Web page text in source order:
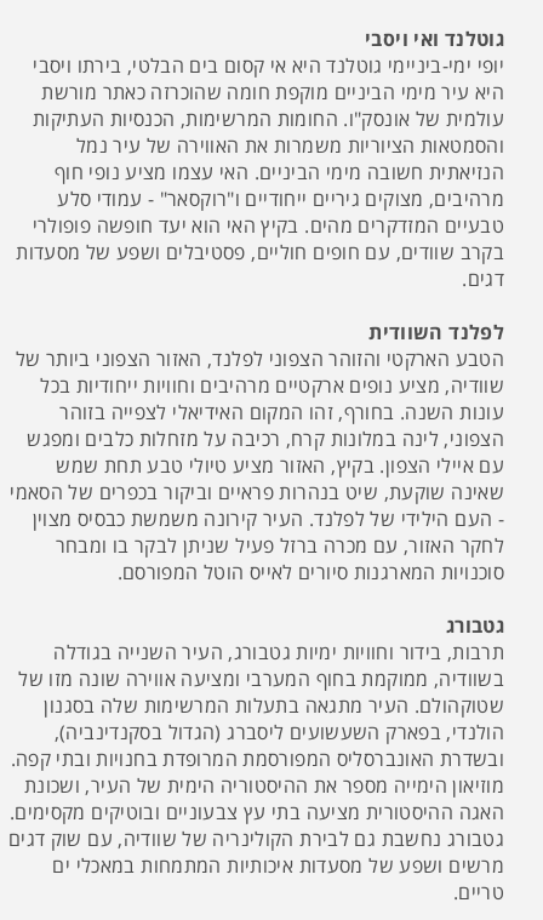
גוטלנד ואי ויסבי
יופי ימי-ביניימי גוטלנד היא אי קסום בים הבלטי, בירתו ויסבי
היא עיר מימי הביניים מוקפת חומה שהוכרזה כאתר מורשת
עולמית של אונסק"ו. החומות המרשימות, הכנסיות העתיקות
והסמטאות הציוריות משמרות את האווירה של עיר נמל
הנזיאתית חשובה מימי הביניים. האי עצמו מציע נופי חוף
מרהיבים, מצוקים גיריים ייחודיים ו"רוקסאר" - עמודי סלע
טבעיים המזדקרים מהים. בקיץ האי הוא יעד חופשה פופולרי
בקרב שוודים, עם חופים חוליים, פסטיבלים ושפע של מסעדות
דגים.
לפלנד השוודית
הטבע הארקטי והזוהר הצפוני לפלנד, האזור הצפוני ביותר של
שוודיה, מציע נופים ארקטיים מרהיבים וחוויות ייחודיות בכל
עונות השנה. בחורף, זהו המקום האידיאלי לצפייה בזוהר
הצפוני, לינה במלונות קרח, רכיבה על מזחלות כלבים ומפגש
עם איילי הצפון. בקיץ, האזור מציע טיולי טבע תחת שמש
שאינה שוקעת, שיט בנהרות פראיים וביקור בכפרים של הסאמי
- העם הילידי של לפלנד. העיר קירונה משמשת כבסיס מצוין
לחקר האזור, עם מכרה ברזל פעיל שניתן לבקר בו ומבחר
סוכנויות המארגנות סיורים לאייס הוטל המפורסם.
גטבורג
תרבות, בידור וחוויות ימיות גטבורג, העיר השנייה בגודלה
בשוודיה, ממוקמת בחוף המערבי ומציעה אווירה שונה מזו של
שטוקהולם. העיר מתגאה בתעלות המרשימות שלה בסגנון
הולנדי, בפארק השעשועים ליסברג (הגדול בסקנדינביה),
ובשדרת האונברסליס המפורסמת המרופדת בחנויות ובתי קפה.
מוזיאון הימייה מספר את ההיסטוריה הימית של העיר, ושכונת
האגה ההיסטורית מציעה בתי עץ צבעוניים ובוטיקים מקסימים.
גטבורג נחשבת גם לבירת הקולינריה של שוודיה, עם שוק דגים
מרשים ושפע של מסעדות איכותיות המתמחות במאכלי ים
טריים.